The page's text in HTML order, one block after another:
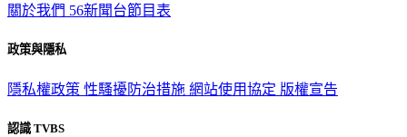
關於我們 56新聞台節目表
政策與隱私
隱私權政策 性騷擾防治措施 網站使用協定 版權宣告
認識 TVBS